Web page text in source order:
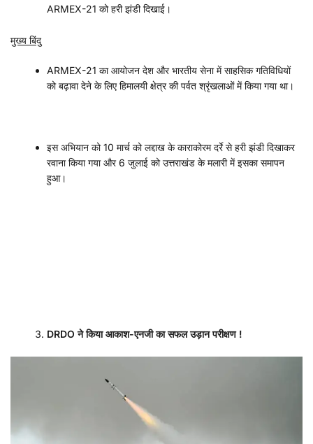
ARMEX-21 को हरी झंडी दिखाई।
मुख्य बिंदु
ARMEX-21 का आयोजन देश और भारतीय सेना में साहसिक गतिविधियों
को बढ़ावा देने के लिए हिमालयी क्षेत्र की पर्वत श्रृंखलाओं में किया गया था।
इस अभियान को 10 मार्च को लद्दाख के काराकोरम दर्रे से हरी झंडी दिखाकर
रवाना किया गया और 6 जुलाई को उत्तराखंड के मलारी में इसका समापन
हुआ।
DRDOने किया आकाश-एनजी का सफल उड़ान परीक्षण!